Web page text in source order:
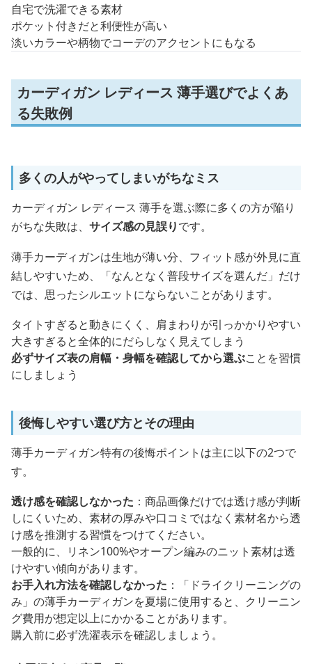
自宅で洗濯できる素材
ポケット付きだと利便性が高い
淡いカラーや柄物でコーデのアクセントにもなる
カーディガン レディース 薄手選びでよくあ
る失敗例
多くの人がやってしまいがちなミス
カーディガン レディース 薄手を選ぶ際に多くの方が陥り
がちな失敗は、 サイズ感の見誤りです。
薄手カーディガンは生地が薄い分、フィット感が外見に直
結しやすいため、「なんとなく普段サイズを選んだ」だけ
では、思ったシルエットにならないことがあります。
タイトすぎると動きにくく、肩まわりが引っかかりやすい
大きすぎると全体的にだらしなく見えてしまう
必ずサイズ表の肩幅・身幅を確認してから選ぶことを習慣
にしましょう
後悔しやすい選び方とその理由
薄手カーディガン特有の後悔ポイントは主に以下の2つで
す。
透け感を確認しなかった ：商品画像だけでは透け感が判断
しにくいため、素材の厚みや口コミではなく素材名から透
け感を推測する習慣をつけてください。
一般的に、リネン100%やオープン編みのニット素材は透
けやすい傾向があります。
お手入れ方法を確認しなかった ：「ドライクリーニングの
み」の薄手カーディガンを夏場に使用すると、クリーニン
グ費用が想定以上にかかることがあります。
購入前に必ず洗濯表示を確認しましょう。